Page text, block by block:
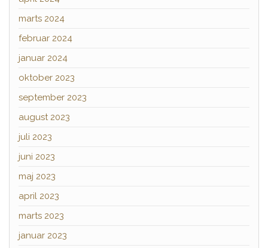
marts 2024
februar 2024
januar 2024
oktober 2023
september 2023
august 2023
juli 2023
juni 2023
maj 2023
april 2023
marts 2023
januar 2023